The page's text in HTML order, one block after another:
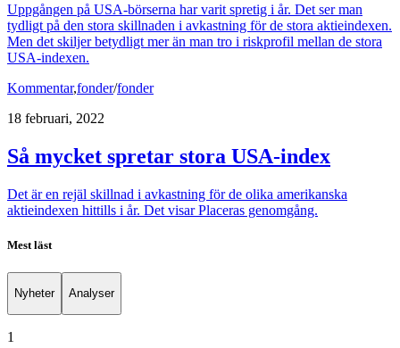
Uppgången på USA-börserna har varit spretig i år. Det ser man
tydligt på den stora skillnaden i avkastning för de stora aktieindexen.
Men det skiljer betydligt mer än man tro i riskprofil mellan de stora
USA-indexen.
Kommentar,fonder/fonder
18 februari, 2022
Så mycket spretar stora USA-index
Det är en rejäl skillnad i avkastning för de olika amerikanska
aktieindexen hittills i år. Det visar Placeras genomgång.
Mest läst
Nyheter Analyser
1